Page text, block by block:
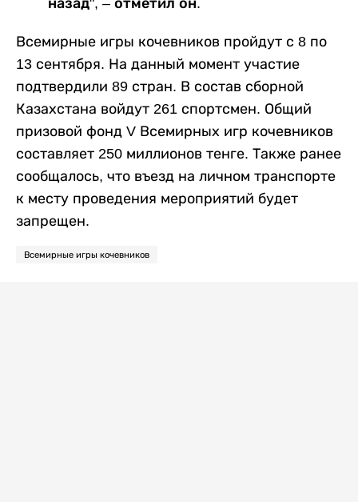
назад", – отметил он.
Всемирные игры кочевников пройдут с 8 по
13 сентября. На данный момент участие
подтвердили 89 стран. В состав сборной
Казахстана войдут 261 спортсмен. Общий
призовой фонд V Всемирных игр кочевников
составляет 250 миллионов тенге. Также ранее
сообщалось, что въезд на личном транспорте
к месту проведения мероприятий будет
запрещен.
Всемирные игры кочевников